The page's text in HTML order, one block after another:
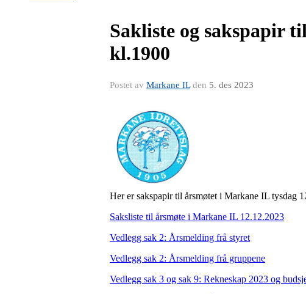
Sakliste og sakspapir
kl.1900
Postet av Markane ILden 5. des 2023
Her er sakspapir til årsmøtet i Markane IL tysdag
Saksliste til årsmøte i Markane IL 12.12.2023
Vedlegg sak 2: Årsmelding frå styret
Vedlegg sak 2: Årsmelding frå gruppene
Vedlegg sak 3 og sak 9: Rekneskap 2023 og